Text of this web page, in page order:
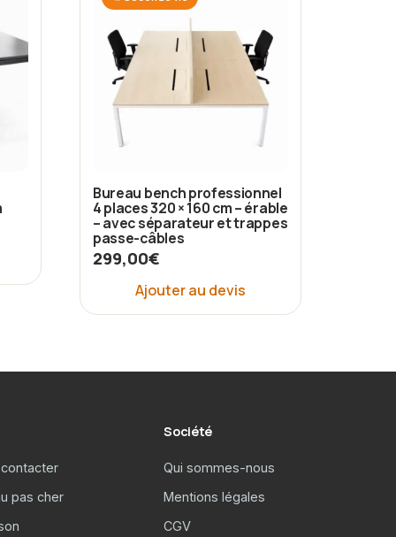
Bureau bench professionnel
4 places 320 × 160 cm – érable
– avec séparateur et trappes
passe-câbles
299,00€
Ajouter au devis
contacter
pas cher
Société
Qui sommes-nous
Mentions légales
CGV